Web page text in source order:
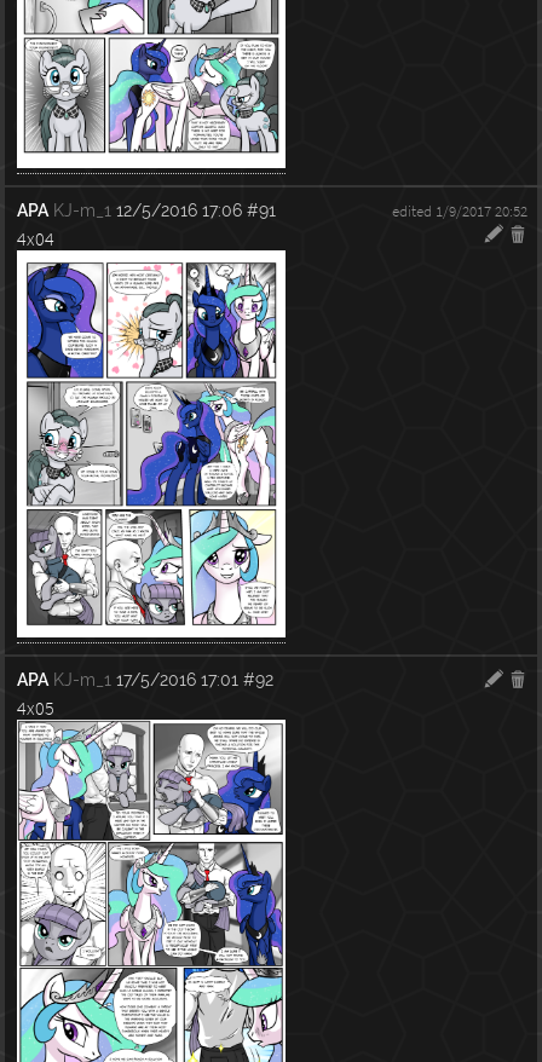
APA KJ-m_1 12/5/2016 17:06 #91 edited 1/9/2017 20:52
4x04
APA KJ-m_1 17/5/2016 17:01 #92
4x05